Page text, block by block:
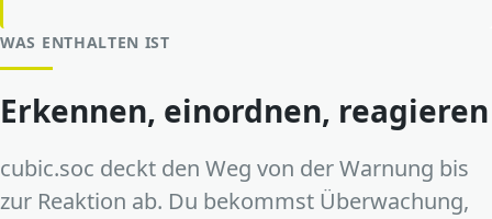
WAS ENTHALTEN IST
Erkennen, einordnen, reagieren
cubic.soc deckt den Weg von der Warnung bis
zur Reaktion ab. Du bekommst Überwachung,